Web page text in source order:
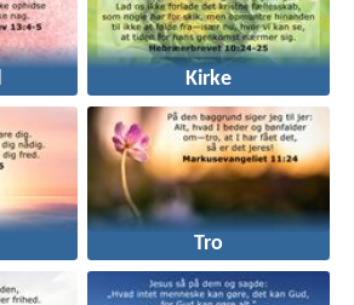
Kirke
Tro